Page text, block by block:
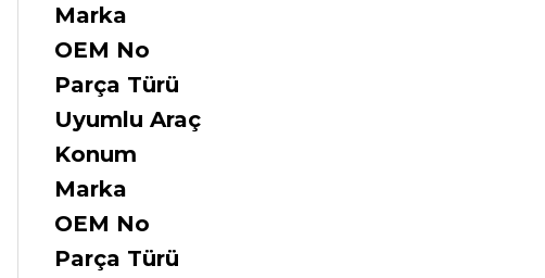
Marka
OEM No
Parça Türü
Uyumlu Araç
Konum
Marka
OEM No
Parça Türü